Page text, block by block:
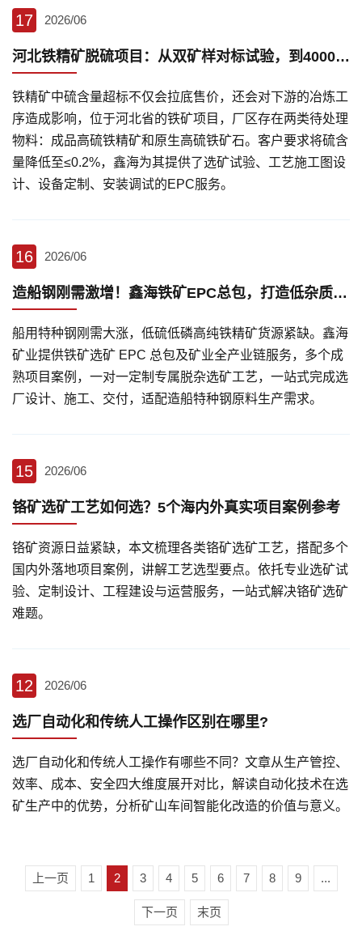
17 2026/06
河北铁精矿脱硫项目：从双矿样对标试验，到4000t/d规模EPC落地
铁精矿中硫含量超标不仅会拉底售价，还会对下游的冶炼工
序造成影响，位于河北省的铁矿项目，厂区存在两类待处理
物料：成品高硫铁精矿和原生高硫铁矿石。客户要求将硫含
量降低至≤0.2%，鑫海为其提供了选矿试验、工艺施工图设
计、设备定制、安装调试的EPC服务。
16 2026/06
造船钢刚需激增！鑫海铁矿EPC总包，打造低杂质优质铁精矿
船用特种钢刚需大涨，低硫低磷高纯铁精矿货源紧缺。鑫海
矿业提供铁矿选矿 EPC 总包及矿业全产业链服务，多个成
熟项目案例，一对一定制专属脱杂选矿工艺，一站式完成选
厂设计、施工、交付，适配造船特种钢原料生产需求。
15 2026/06
铬矿选矿工艺如何选？5个海内外真实项目案例参考
铬矿资源日益紧缺，本文梳理各类铬矿选矿工艺，搭配多个
国内外落地项目案例，讲解工艺选型要点。依托专业选矿试
验、定制设计、工程建设与运营服务，一站式解决铬矿选矿
难题。
12 2026/06
选厂自动化和传统人工操作区别在哪里?
选厂自动化和传统人工操作有哪些不同？文章从生产管控、
效率、成本、安全四大维度展开对比，解读自动化技术在选
矿生产中的优势，分析矿山车间智能化改造的价值与意义。
上一页 1 2 3 4 5 6 7 8 9 ...
下一页 末页